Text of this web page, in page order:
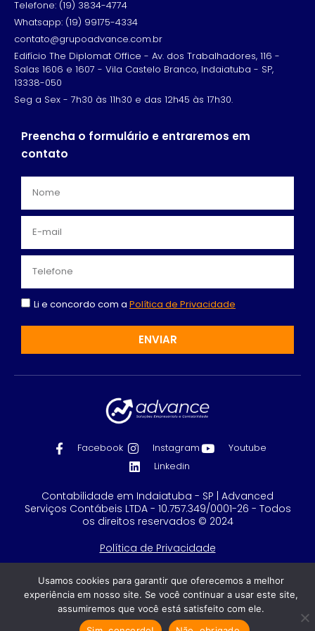
Telefone: (19) 3834-4774
Whatsapp: (19) 99175-4334
contato@grupoadvance.com.br
Edifício The Diplomat Office - Av. dos Trabalhadores, 116 -
Salas 1606 e 1607 - Vila Castelo Branco, Indaiatuba - SP,
13338-050
Seg a Sex - 7h30 às 11h30 e das 12h45 às 17h30.
Preencha o formulário e entraremos em
contato
Li e concordo com a Política de Privacidade
ENVIAR
Facebook Instagram
Youtube
Linkedin
Contabilidade em Indaiatuba - SP | Advanced
Serviços Contábeis LTDA - 10.757.349/0001-26 - Todos
os direitos reservados © 2024
Política de Privacidade
Feito com
por GRUPO DPG
Usamos cookies para garantir que oferecemos a melhor
experiência em nosso site. Se você continuar a usar este site,
assumiremos que você está satisfeito com ele.